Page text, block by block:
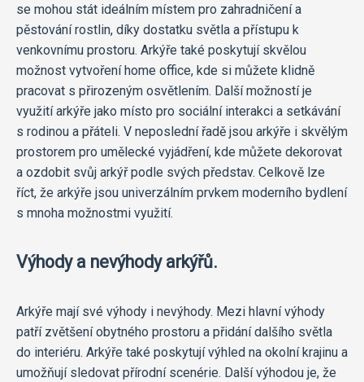
se mohou stát ideálním místem pro zahradničení a
pěstování rostlin, díky dostatku světla a přístupu k
venkovnímu prostoru. Arkýře také poskytují skvělou
možnost vytvoření home office, kde si můžete klidně
pracovat s přirozeným osvětlením. Další možností je
využití arkýře jako místo pro sociální interakci a setkávání
s rodinou a přáteli. V neposlední řadě jsou arkýře i skvělým
prostorem pro umělecké vyjádření, kde můžete dekorovat
a ozdobit svůj arkýř podle svých představ. Celkově lze
říct, že arkýře jsou univerzálním prvkem moderního bydlení
s mnoha možnostmi využití.
Výhody a nevýhody arkýřů.
Arkýře mají své výhody i nevýhody. Mezi hlavní výhody
patří zvětšení obytného prostoru a přidání dalšího světla
do interiéru. Arkýře také poskytují výhled na okolní krajinu a
umožňují sledovat přírodní scenérie. Další výhodou je, že